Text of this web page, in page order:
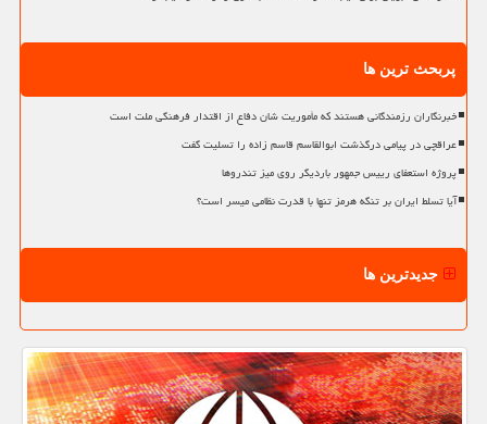
پربحث ترین ها
خبرنگاران رزمندگانی هستند که مأموریت شان دفاع از اقتدار فرهنگی ملت است
عراقچی در پیامی درگذشت ابوالقاسم قاسم زاده را تسلیت گفت
پروژه استعفای رییس جمهور باردیگر روی میز تندروها
آیا تسلط ایران بر تنگه هرمز تنها با قدرت نظامی میسر است؟
جدیدترین ها